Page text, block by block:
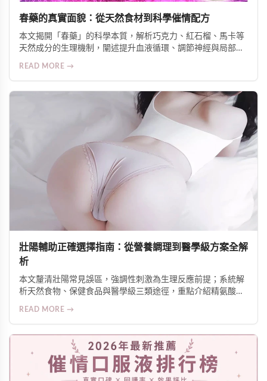
春藥的真實面貌：從天然食材到科學催情配方
本文揭開「春藥」的科學本質，解析巧克力、紅石榴、馬卡等
天然成分的生理機制，闡述提升血液循環、調節神經與局部升
READ MORE →
壯陽輔助正確選擇指南：從營養調理到醫學級方案全解
析
本文釐清壯陽常見誤區，強調性刺激為生理反應前提；系統解
析天然食物、保健食品與醫學級三類途徑，重點介紹精氨酸潤
READ MORE →